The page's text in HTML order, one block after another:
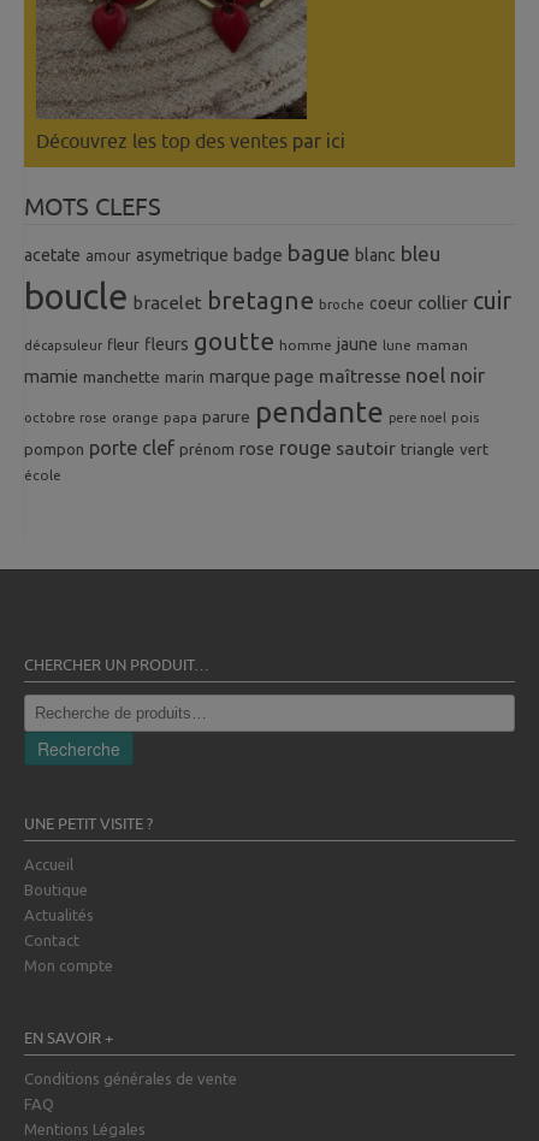
Découvrez les top des ventes par ici
MOTS CLEFS
acetate amour asymetrique badge bague blanc bleu
boucle bracelet bretagne broche coeur collier cuir
décapsuleur fleur fleurs goutte homme jaune lune maman
mamie manchette marin marque page maîtresse noel noir
octobre rose orange papa parure pendante pere noel pois
pompon porte clef prénom rose rouge sautoir triangle vert
école
CHERCHER UN PRODUIT…
Recherche
pour :
Recherche
UNE PETIT VISITE ?
Accueil
Boutique
Actualités
Contact
Mon compte
EN SAVOIR +
Conditions générales de vente
FAQ
Mentions Légales